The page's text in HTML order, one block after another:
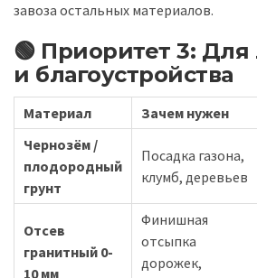
завоза остальных материалов.
🟢 Приоритет 3:
и благоустройства
Материал Зачем нужен
Чернозём /
плодородный
грунт
Посадка газона,
клумб, деревьев
Отсев
гранитный 0-
10 мм
Финишная
отсыпка
дорожек,